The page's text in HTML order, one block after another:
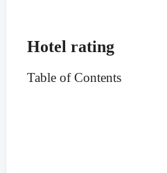
Hotel rating
Table of Contents